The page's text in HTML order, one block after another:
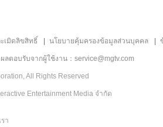
เมิดลิขสิทธิ์ นโยบายคุ้มครองข้อมูลส่วนบุคคล
ผลตอบรับจากผู้ใช้งาน：service@mgtv.com
All Rights Reserved
Entertainment Media จำกัด
า